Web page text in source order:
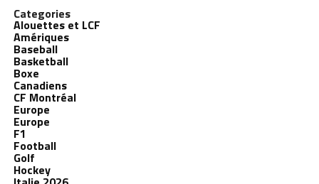
Categories
Alouettes et LCF
Amériques
Baseball
Basketball
Boxe
Canadiens
CF Montréal
Europe
Europe
F1
Football
Golf
Hockey